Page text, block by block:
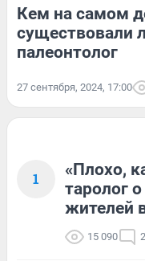
Кем на самом
существовали
палеонтолог
27 сентября, 2024, 17:00
1
«Плохо,
таролог
жителей
15 090